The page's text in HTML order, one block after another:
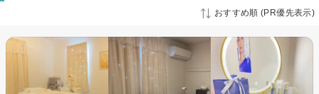
おすすめ順 (PR優先表示)